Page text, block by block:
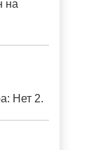
на
Нет 2.